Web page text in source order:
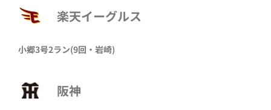
楽天イーグルス
小郷3号2ラン(9回・ 岩崎)
阪神